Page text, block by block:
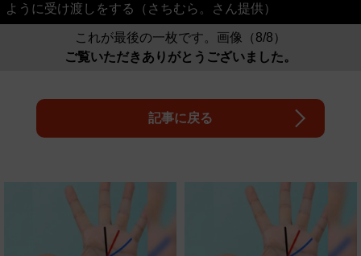
ように受け渡しをする（さちむら。さん提供）
これが最後の一枚です。画像（8/8）
ご覧いただきありがとうございました。
記事に戻る